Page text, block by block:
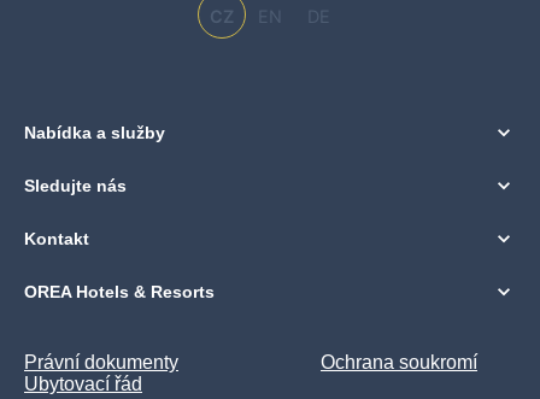
CZ EN DE
Nabídka a služby
Sledujte nás
Kontakt
OREA Hotels & Resorts
Právní dokumenty
Ochrana soukromí
Ubytovací řád